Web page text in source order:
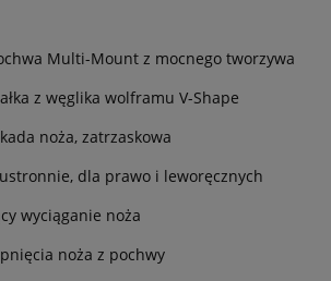
Multi-Mount z mocnego tworzywa
z węglika wolframu V-Shape
noża, zatrzaskowa
dla prawo i leworęcznych
wyciąganie noża
noża z pochwy